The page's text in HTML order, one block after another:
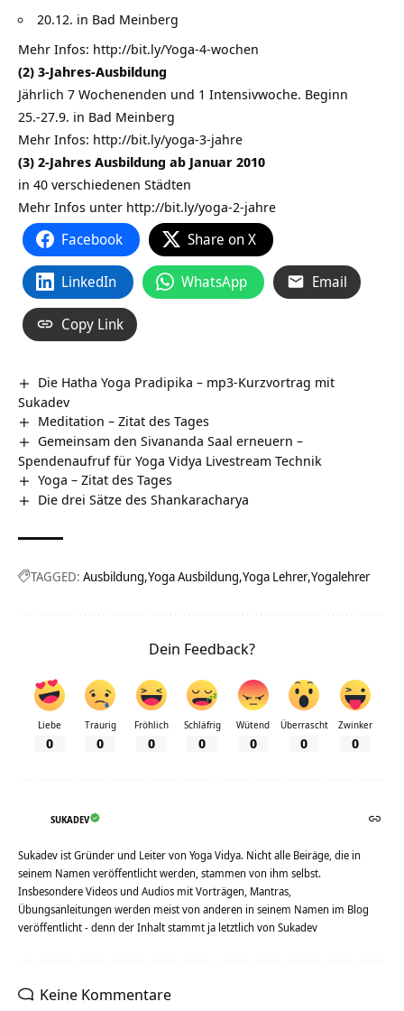
20.12. in Bad Meinberg
Mehr Infos: http://bit.ly/Yoga-4-wochen
(2) 3-Jahres-Ausbildung
Jährlich 7 Wochenenden und 1 Intensivwoche. Beginn
25.-27.9. in Bad Meinberg
Mehr Infos: http://bit.ly/yoga-3-jahre
(3) 2-Jahres Ausbildung ab Januar 2010
in 40 verschiedenen Städten
Mehr Infos unter http://bit.ly/yoga-2-jahre
Facebook Share on X
LinkedIn WhatsApp Email
Copy Link
Die Hatha Yoga Pradipika – mp3-Kurzvortrag mit
Sukadev
Meditation – Zitat des Tages
Gemeinsam den Sivananda Saal erneuern –
Spendenaufruf für Yoga Vidya Livestream Technik
Yoga – Zitat des Tages
Die drei Sätze des Shankaracharya
TAGGED: Ausbildung Yoga Ausbildung Yoga Lehrer Yogalehrer
Dein Feedback?
Liebe
0
Traurig
0
Fröhlich
0
Schläfrig
0
Wütend
0
Überrascht
0
Zwinker
0
SUKADEV
Sukadev ist Gründer und Leiter von Yoga Vidya. Nicht alle Beiräge, die in
seinem Namen veröffentlicht werden, stammen von ihm selbst.
Insbesondere Videos und Audios mit Vorträgen, Mantras,
Übungsanleitungen werden meist von anderen in seinem Namen im Blog
veröffentlicht - denn der Inhalt stammt ja letztlich von Sukadev
Keine Kommentare